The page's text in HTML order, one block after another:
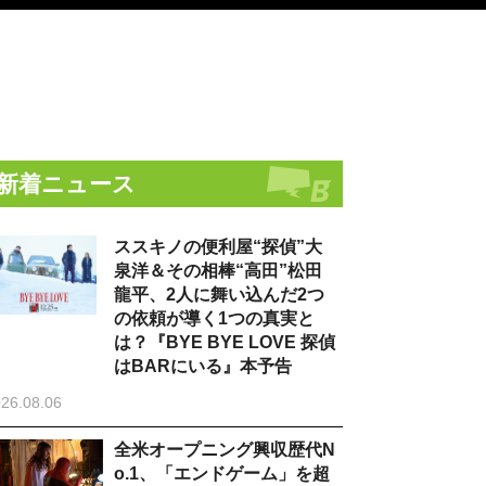
着ニュース
ススキノの便利屋“探偵”大
泉洋＆その相棒“高田”松田
龍平、2人に舞い込んだ2つ
の依頼が導く1つの真実と
は？『BYE BYE LOVE 探偵
はBARにいる』本予告
全米オープニング興収歴代N
o.1、「エンドゲーム」を超